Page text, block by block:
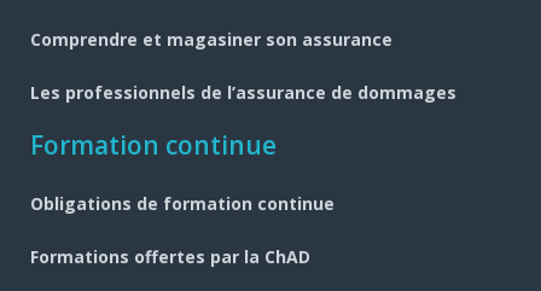
Comprendre et magasiner son assurance
Les professionnels de l’assurance de dommages
Formation continue
Obligations de formation continue
Formations offertes par la ChAD